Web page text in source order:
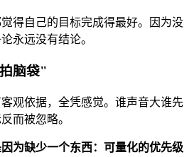
得自己的目标完成得最好。因为没
永远没有结论。
脑袋"
观依据，全凭感觉。谁声音大谁先
而被忽略。
为缺少一个东西：可量化的优先级